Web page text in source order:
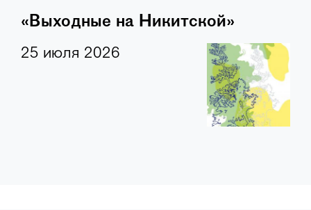
«Выходные на Никитской»
25 июля 2026